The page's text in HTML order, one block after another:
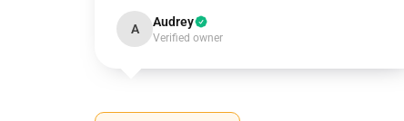
A Audrey
Verified owner